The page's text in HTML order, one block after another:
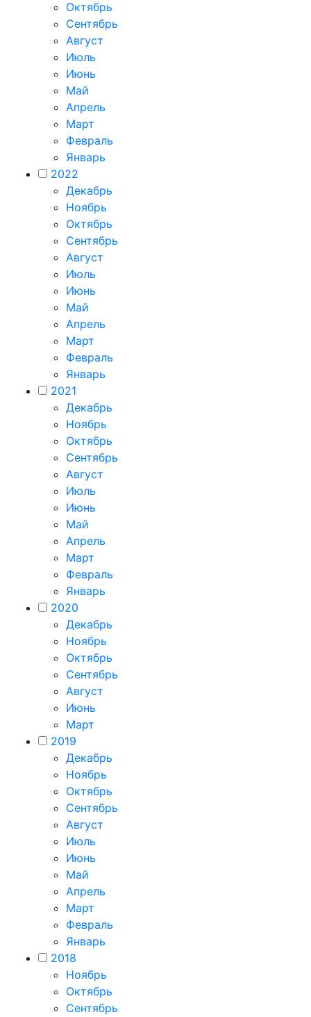
Октябрь
Сентябрь
Август
Июль
Июнь
Май
Апрель
Март
Февраль
Январь
2022
Декабрь
Ноябрь
Октябрь
Сентябрь
Август
Июль
Июнь
Май
Апрель
Март
Февраль
Январь
2021
Декабрь
Ноябрь
Октябрь
Сентябрь
Август
Июль
Июнь
Май
Апрель
Март
Февраль
Январь
2020
Декабрь
Ноябрь
Октябрь
Сентябрь
Август
Июнь
Март
2019
Декабрь
Ноябрь
Октябрь
Сентябрь
Август
Июль
Июнь
Май
Апрель
Март
Февраль
Январь
2018
Ноябрь
Октябрь
Сентябрь